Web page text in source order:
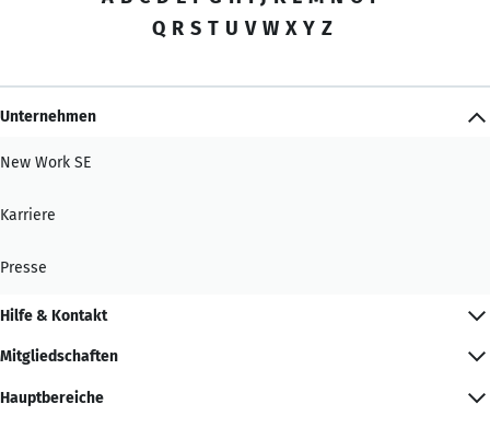
Q R S T U V W X Y Z
Unternehmen
New Work SE
Karriere
Presse
Hilfe & Kontakt
Mitgliedschaften
Hauptbereiche